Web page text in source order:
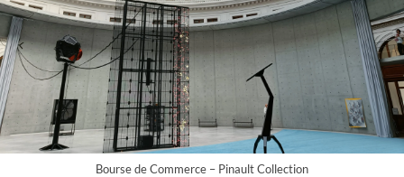
Bourse de Commerce – Pinault Collection